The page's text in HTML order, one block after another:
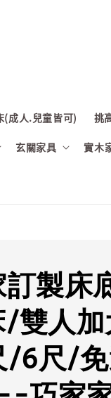
(成人.兒童皆可) 挑
玄關家具 實木
訂製床
/雙人
/6尺/